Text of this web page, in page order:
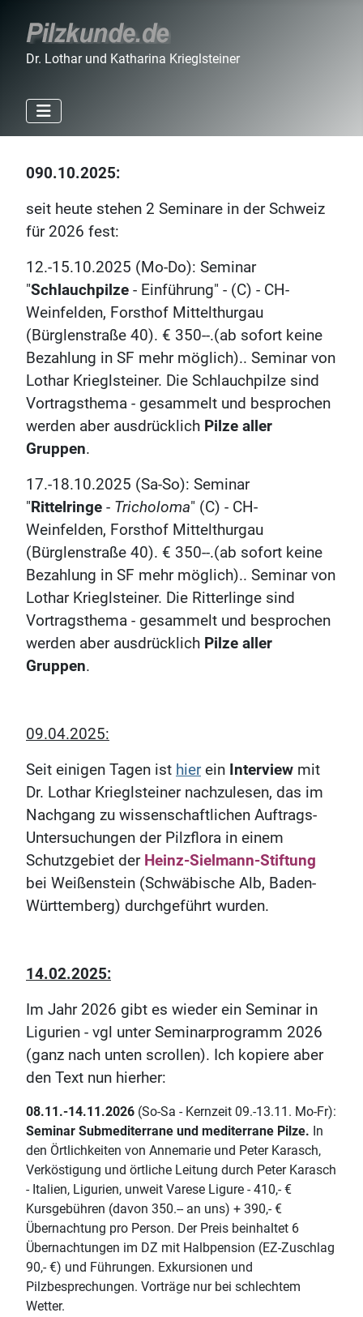
Dr. Lothar und Katharina Krieglsteiner
090.10.2025:
seit heute stehen 2 Seminare in der Schweiz
für 2026 fest:
12.-15.10.2025 (Mo-Do): Seminar
"Schlauchpilze - Einführung" - (C) - CH-
Weinfelden, Forsthof Mittelthurgau
(Bürglenstraße 40). € 350--.(ab sofort keine
Bezahlung in SF mehr möglich).. Seminar von
Lothar Krieglsteiner. Die Schlauchpilze sind
Vortragsthema - gesammelt und besprochen
werden aber ausdrücklich Pilze aller
Gruppen.
17.-18.10.2025 (Sa-So): Seminar
" Rittelringe - Tricholoma" (C) - CH-
Weinfelden, Forsthof Mittelthurgau
(Bürglenstraße 40). € 350--.(ab sofort keine
Bezahlung in SF mehr möglich).. Seminar von
Lothar Krieglsteiner. Die Ritterlinge sind
Vortragsthema - gesammelt und besprochen
werden aber ausdrücklich Pilze aller
Gruppen.
09.04.2025:
Seit einigen Tagen ist hierein Interview mit
Dr. Lothar Krieglsteiner nachzulesen, das im
Nachgang zu wissenschaftlichen Auftrags-
Untersuchungen der Pilzflora in einem
Schutzgebiet der Heinz-Sielmann-Stiftung
bei Weißenstein (Schwäbische Alb, Baden-
Württemberg) durchgeführt wurden.
14.02.2025:
Im Jahr 2026 gibt es wieder ein Seminar in
Ligurien - vgl unter Seminarprogramm 2026
(ganz nach unten scrollen). Ich kopiere aber
den Text nun hierher:
08.11.-14.11.2026 (So-Sa - Kernzeit 09.-13.11. Mo-Fr):
Seminar Submediterrane und mediterrane Pilze. In
den Örtlichkeiten von Annemarie und Peter Karasch,
Verköstigung und örtliche Leitung durch Peter Karasch
- Italien, Ligurien, unweit Varese Ligure - 410,- €
Kursgebühren (davon 350.-- an uns) + 390,- €
Übernachtung pro Person. Der Preis beinhaltet 6
Übernachtungen im DZ mit Halbpension (EZ-Zuschlag
90,- €) und Führungen. Exkursionen und
Pilzbesprechungen. Vorträge nur bei schlechtem
Wetter.